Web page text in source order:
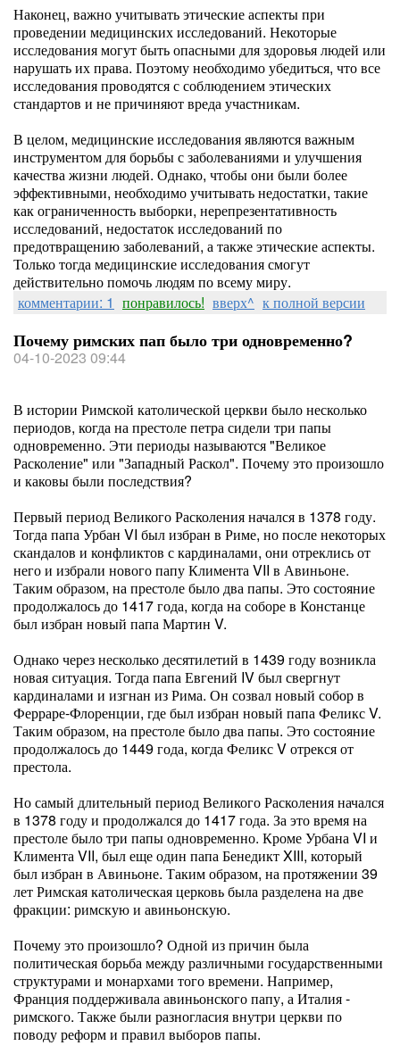
Наконец, важно учитывать этические аспекты при
проведении медицинских исследований. Некоторые
исследования могут быть опасными для здоровья людей или
нарушать их права. Поэтому необходимо убедиться, что все
исследования проводятся с соблюдением этических
стандартов и не причиняют вреда участникам.
В целом, медицинские исследования являются важным
инструментом для борьбы с заболеваниями и улучшения
качества жизни людей. Однако, чтобы они были более
эффективными, необходимо учитывать недостатки, такие
как ограниченность выборки, нерепрезентативность
исследований, недостаток исследований по
предотвращению заболеваний, а также этические аспекты.
Только тогда медицинские исследования смогут
действительно помочь людям по всему миру.
комментарии: 1 понравилось! вверх^ к полной версии
Почему римских пап было три одновременно?
04-10-2023 09:44
В истории Римской католической церкви было несколько
периодов, когда на престоле петра сидели три папы
одновременно. Эти периоды называются "Великое
Расколение" или "Западный Раскол". Почему это произошло
и каковы были последствия?
Первый период Великого Расколения начался в 1378 году.
Тогда папа Урбан VI был избран в Риме, но после некоторых
скандалов и конфликтов с кардиналами, они отреклись от
него и избрали нового папу Климента VII в Авиньоне.
Таким образом, на престоле было два папы. Это состояние
продолжалось до 1417 года, когда на соборе в Констанце
был избран новый папа Мартин V.
Однако через несколько десятилетий в 1439 году возникла
новая ситуация. Тогда папа Евгений IV был свергнут
кардиналами и изгнан из Рима. Он созвал новый собор в
Ферраре-Флоренции, где был избран новый папа Феликс V.
Таким образом, на престоле было два папы. Это состояние
продолжалось до 1449 года, когда Феликс V отрекся от
престола.
Но самый длительный период Великого Расколения начался
в 1378 году и продолжался до 1417 года. За это время на
престоле было три папы одновременно. Кроме Урбана VI и
Климента VII, был еще один папа Бенедикт XIII, который
был избран в Авиньоне. Таким образом, на протяжении 39
лет Римская католическая церковь была разделена на две
фракции: римскую и авиньонскую.
Почему это произошло? Одной из причин была
политическая борьба между различными государственными
структурами и монархами того времени. Например,
Франция поддерживала авиньонского папу, а Италия -
римского. Также были разногласия внутри церкви по
поводу реформ и правил выборов папы.